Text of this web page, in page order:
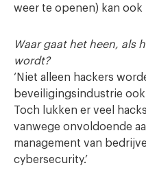
weer te openen) kan ook
Waar gaat het heen, als
wordt?
‘Niet alleen hackers
beveiligingsindustrie
Toch lukken er veel
vanwege onvoldoende
management van
cybersecurity.’